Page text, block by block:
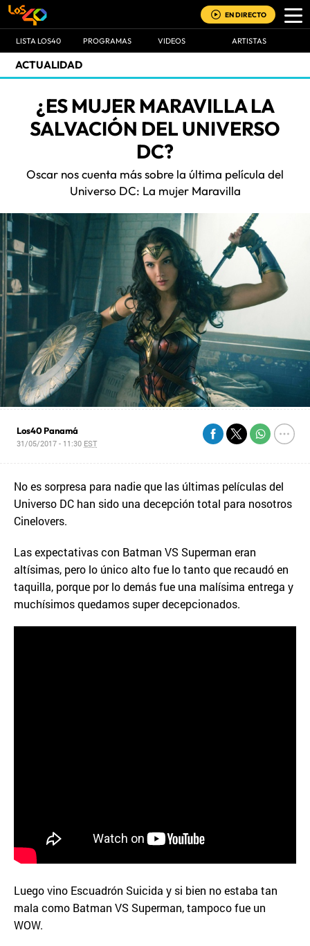
EN DIRECTO
LISTA LOS40 PROGRAMAS VIDEOS ARTISTAS
ACTUALIDAD
¿ES MUJER MARAVILLA LA
SALVACIÓN DEL UNIVERSO
DC?
Oscar nos cuenta más sobre la última película del
Universo DC: La mujer Maravilla
Los40 Panamá
31/05/2017 - 11:30 EST
No es sorpresa para nadie que las últimas películas del
Universo DC han sido una decepción total para nosotros
Cinelovers.
Las expectativas con Batman VS Superman eran
altísimas, pero lo único alto fue lo tanto que recaudó en
taquilla, porque por lo demás fue una malísima entrega y
muchísimos quedamos super decepcionados.
Luego vino Escuadrón Suicida y si bien no estaba tan
mala como Batman VS Superman, tampoco fue un
WOW.